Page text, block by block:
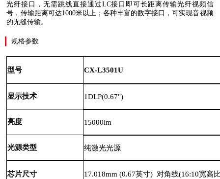
光纤接口，无需跳线直接通过LC接口即可长距离传输光纤视频信
号，传输距离可达1000米以上；各种丰富的数字接口，可实现音视频
的无缝传输。
规格参数
型号 CX-L3501U
显示技术 1DLP(0.67")
亮度 15000lm
光源类型 纯激光光源
芯片尺寸 17.018mm (0.67英寸) 对角线(16:10宽高